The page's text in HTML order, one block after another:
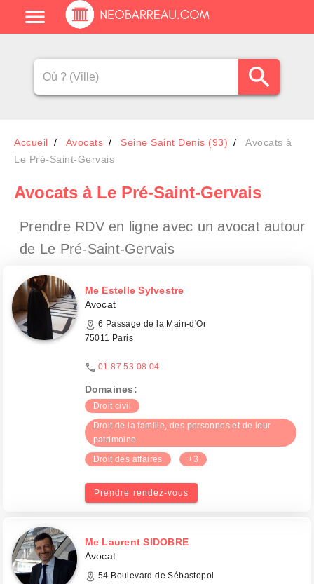
Accueil Avocats Seine Saint Denis (93)
Avocats à
Le Pré-Saint-Gervais
Avocats à Le Pré-Saint-Gervais
Prendre RDV en ligne avec un avocat autour
de Le Pré-Saint-Gervais
Me Estelle Sylvestre
Avocat
6 Passage de la Main-d'Or
75011 Paris
01 87 53 08 04
Domaines:
Droit civil
Droit de la famille, des personnes et de leur
patrimoine
Droit des affaires
+3
Prendre rendez-vous
Me Laurent SIDOBRE
Avocat
54 Boulevard de Sébastopol